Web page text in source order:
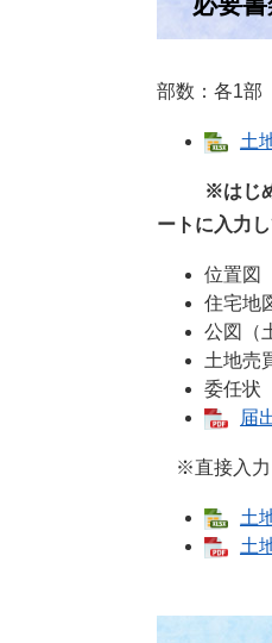
部数：各1部
土
※はじ
ートに入力し
位置図
住宅地
公図（
土地売
委任状
届
※直接入力
土
土